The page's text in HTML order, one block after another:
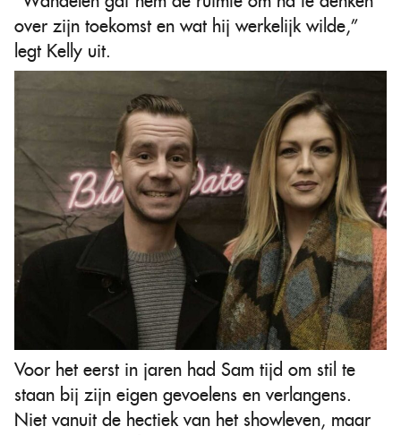
over zijn toekomst en wat hij werkelijk wilde,”
legt Kelly uit.
Voor het eerst in jaren had Sam tijd om stil te
staan bij zijn eigen gevoelens en verlangens.
Niet vanuit de hectiek van het showleven, maar